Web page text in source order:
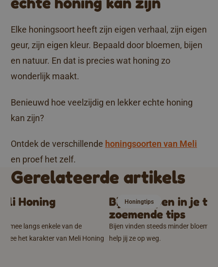
Elke honingsoort heeft zijn eigen verhaal, zijn eigen
geur, zijn eigen kleur. Bepaald door bloemen, bijen
en natuur. En dat is precies wat honing zo
wonderlijk maakt.
Benieuwd hoe veelzijdig en lekker echte honing
kan zijn?
Ontdek de verschillende honingsoorten van Meli
en proef het zelf.
Gerelateerde artikels
Honing
mee langs enkele van de
mee het karakter van Meli Honing
Bijen helpen in je
zoemende tips
Bijen vinden steeds minder
help jij ze op weg.
Honingtips